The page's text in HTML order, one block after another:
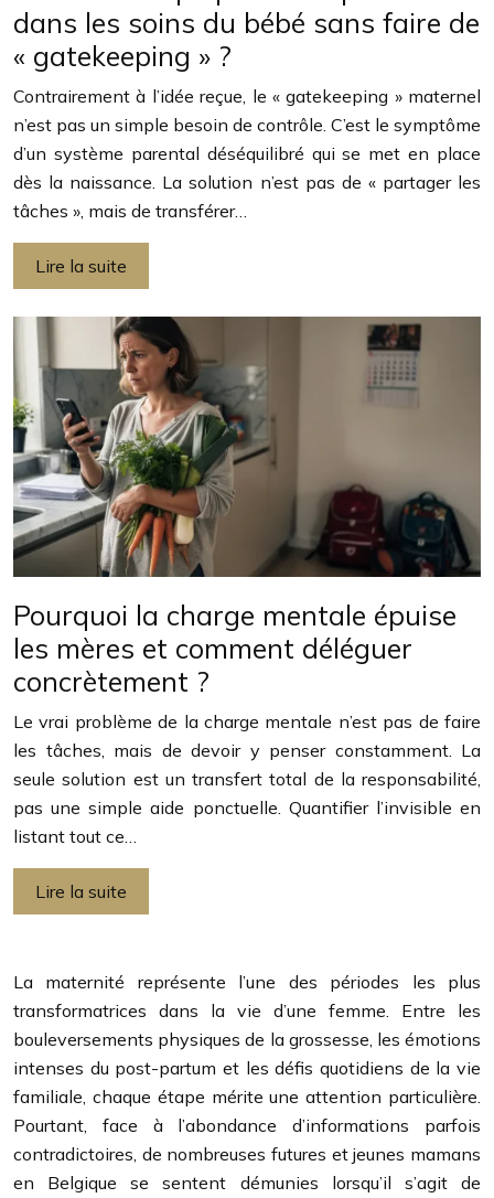
dans les soins du bébé sans faire de
« gatekeeping » ?
Contrairement à l’idée reçue, le « gatekeeping » maternel
n’est pas un simple besoin de contrôle. C’est le symptôme
d’un système parental déséquilibré qui se met en place
dès la naissance. La solution n’est pas de « partager les
tâches », mais de transférer…
Lire la suite
Pourquoi la charge mentale épuise
les mères et comment déléguer
concrètement ?
Le vrai problème de la charge mentale n’est pas de faire
les tâches, mais de devoir y penser constamment. La
seule solution est un transfert total de la responsabilité,
pas une simple aide ponctuelle. Quantifier l’invisible en
listant tout ce…
Lire la suite
La maternité représente l’une des périodes les plus
transformatrices dans la vie d’une femme. Entre les
bouleversements physiques de la grossesse, les émotions
intenses du post-partum et les défis quotidiens de la vie
familiale, chaque étape mérite une attention particulière.
Pourtant, face à l’abondance d’informations parfois
contradictoires, de nombreuses futures et jeunes mamans
en Belgique se sentent démunies lorsqu’il s’agit de